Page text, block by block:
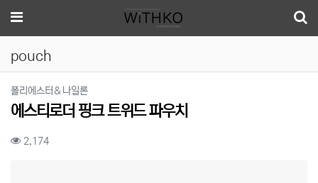
메뉴
pouch
폴리에스터＆나일론분류
에스티로더 핑크 트위드 파우치
컨텐츠 정보
2,174조회